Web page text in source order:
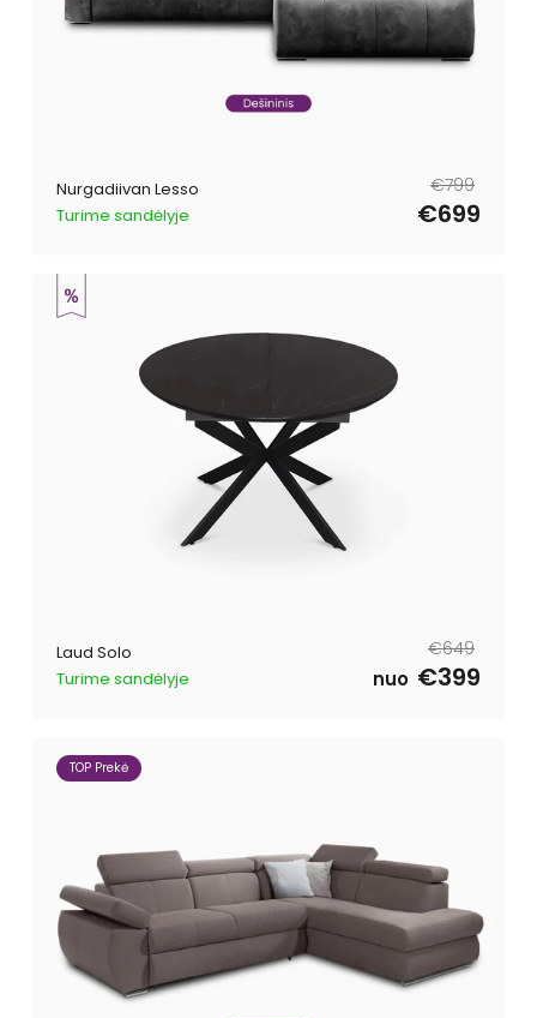
Nurgadiivan Lesso
Turime sandėlyje
Tavahind
€799
Müügihind
€699
Laud Solo
Turime sandėlyje
Tavahind
€649
Müügihind
nuo €399
TOP Prekė